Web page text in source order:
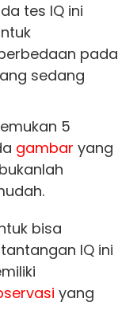
tes IQ ini
pada
sedang
5
gambar yang
bisa
IQ ini
yang